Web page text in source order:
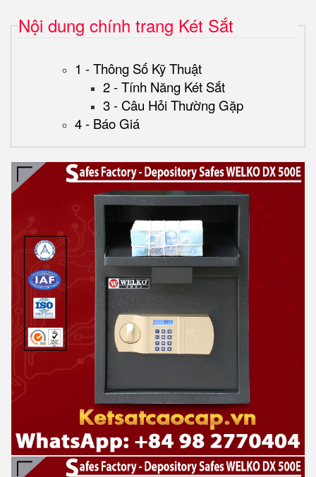
Nội dung chính trang Két Sắt
1 - Thông Số Kỹ Thuật
2 - Tính Năng Két Sắt
3 - Câu Hỏi Thường Gặp
4 - Báo Giá